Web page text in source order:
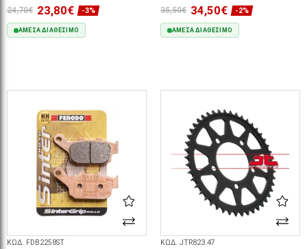
24,70€ 23,80€ -3%
ΆΜΕΣΑ ΔΙΑΘΈΣΙΜΟ
35,50€ 34,50€ -2%
ΆΜΕΣΑ ΔΙΑΘΈΣΙΜΟ
ΚΩΔ. FDB2258ST ΚΩΔ. JTR823.47